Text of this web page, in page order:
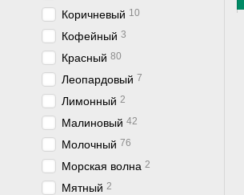
Коричневый 10
Кофейный 3
Красный 80
Леопардовый 7
Лимонный 2
Малиновый 42
Молочный 76
Морская волна 2
Мятный 2